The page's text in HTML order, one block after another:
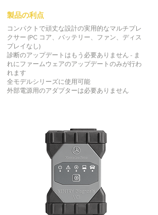
製品の利点
コンパクトで頑丈な設計の実用的なマルチプレ
クサー (PC コア、バッテリー、ファン、ディス
プレイなし)
診断のアップデートはもう必要ありません - ま
れにファームウェアのアップデートのみが行わ
れます
全モデルシリーズに使用可能
外部電源用のアダプターは必要ありません